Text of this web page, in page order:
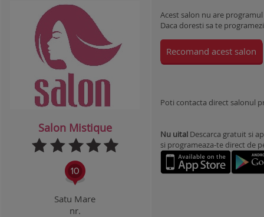
Salon Mistique
Satu Mare
nr.
Acest salon nu are
Daca doresti sa te
Recomand acest salon
Poti contacta direct salonul
Nu uita! Descarca gratuit si
si programeaza-te direct de